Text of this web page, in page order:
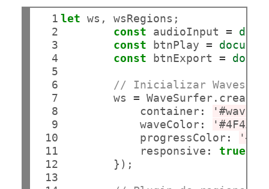
  1
  2
  3
  4
  5
  6
  7
  8
  9
10
11
12
13
let ws, wsRegions;
const audioInput =
const btnPlay =
const btnExport =
// Inicializar
        ws
=
            container
:
            waveColor
:
            progressColor
:
            responsive
: true
        });